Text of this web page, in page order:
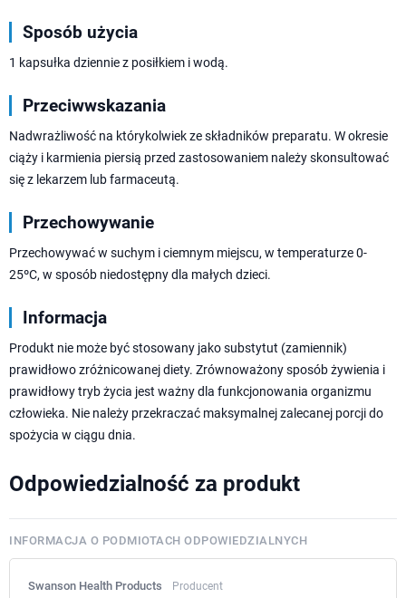
Sposób użycia
1 kapsułka dziennie z posiłkiem i wodą.
Przeciwwskazania
Nadwrażliwość na którykolwiek ze składników preparatu. W okresie
ciąży i karmienia piersią przed zastosowaniem należy skonsultować
się z lekarzem lub farmaceutą.
Przechowywanie
Przechowywać w suchym i ciemnym miejscu, w temperaturze 0-
25ºC, w sposób niedostępny dla małych dzieci.
Informacja
Produkt nie może być stosowany jako substytut (zamiennik)
prawidłowo zróżnicowanej diety. Zrównoważony sposób żywienia i
prawidłowy tryb życia jest ważny dla funkcjonowania organizmu
człowieka. Nie należy przekraczać maksymalnej zalecanej porcji do
spożycia w ciągu dnia.
Odpowiedzialność za produkt
INFORMACJA O PODMIOTACH ODPOWIEDZIALNYCH
Swanson Health Products Producent